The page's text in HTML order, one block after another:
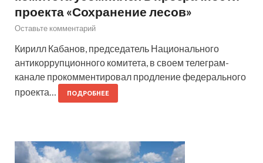
проекта «Сохранение лесов»
Оставьте комментарий
Кирилл Кабанов, председатель Национального
антикоррупционного комитета, в своем телеграм-
канале прокомментировал продление федерального
проекта…
ПОДРОБНЕЕ